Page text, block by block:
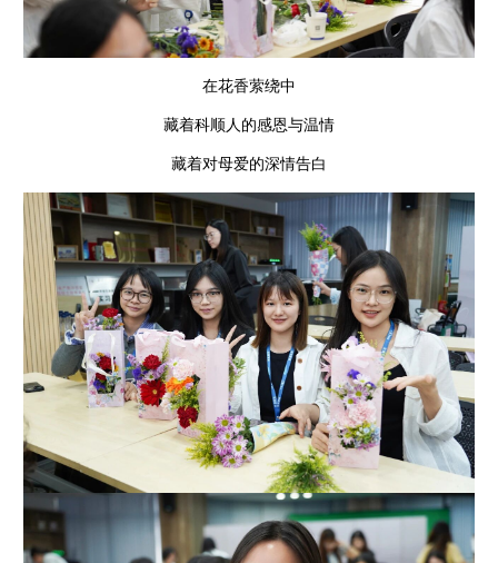
在花香萦绕中
藏着科顺人的感恩与温情
藏着对母爱的深情告白